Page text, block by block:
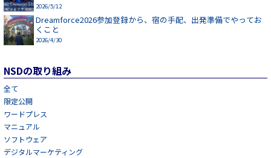
2026/5/12
Dreamforce2026参加登録から、宿の手配、出発準備でやってお
くこと
2026/4/30
NSDの取り組み
全て
限定公開
ワードプレス
マニュアル
ソフトウェア
デジタルマーケティング